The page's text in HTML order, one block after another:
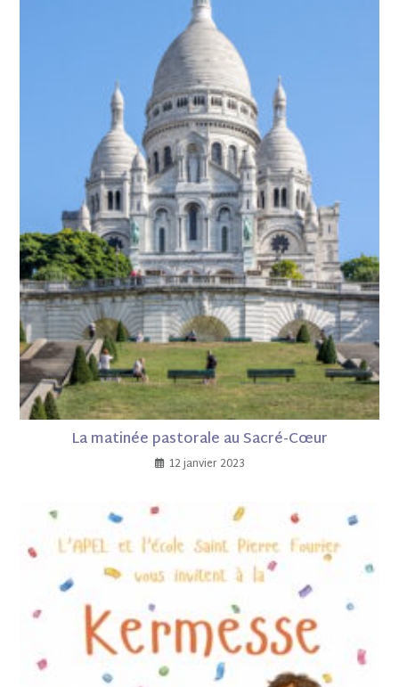
La matinée pastorale au Sacré-Cœur
12 janvier 2023